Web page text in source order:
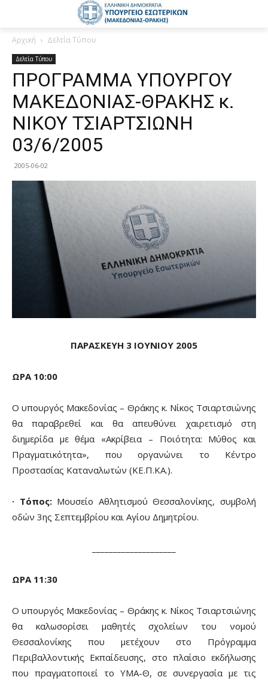
Αρχική Δελτία Τύπου
Δελτία Τύπου
ΠΡΟΓΡΑΜΜΑ ΥΠΟΥΡΓΟΥ
ΜΑΚΕΔΟΝΙΑΣ-ΘΡΑΚΗΣ κ.
ΝΙΚΟΥ ΤΣΙΑΡΤΣΙΩΝΗ
03/6/2005
2005-06-02
ΠΑΡΑΣΚΕΥΗ 3 ΙΟΥΝΙΟΥ 2005
ΩΡΑ 10:00
Ο υπουργός Μακεδονίας – Θράκης κ. Νίκος Τσιαρτσιώνης
θα παραβρεθεί και θα απευθύνει χαιρετισμό στη
διημερίδα με θέμα «Ακρίβεια – Ποιότητα: Μύθος και
Πραγματικότητα», που οργανώνει το Κέντρο
Προστασίας Καταναλωτών (ΚΕ.Π.ΚΑ.).
· Τόπος:Μουσείο Αθλητισμού Θεσσαλονίκης, συμβολή
οδών 3ης Σεπτεμβρίου και Αγίου Δημητρίου.
ΩΡΑ 11:30
Ο υπουργός Μακεδονίας – Θράκης κ. Νίκος Τσιαρτσιώνης
θα καλωσορίσει μαθητές σχολείων του νομού
Θεσσαλονίκης που μετέχουν στο Πρόγραμμα
Περιβαλλοντικής Εκπαίδευσης, στο πλαίσιο εκδήλωσης
που πραγματοποιεί το ΥΜΑ-Θ, σε συνεργασία με τις